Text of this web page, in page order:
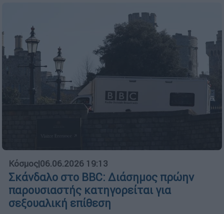
Κόσμος|06.06.2026 19:13
Σκάνδαλο στο BBC: Διάσημος πρώην
παρουσιαστής κατηγορείται για
σεξουαλική επίθεση